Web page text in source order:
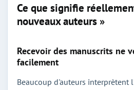
Ce que signifie
nouveaux auteurs »
Recevoir des manuscrits ne
facilement
Beaucoup d'auteurs interprètent